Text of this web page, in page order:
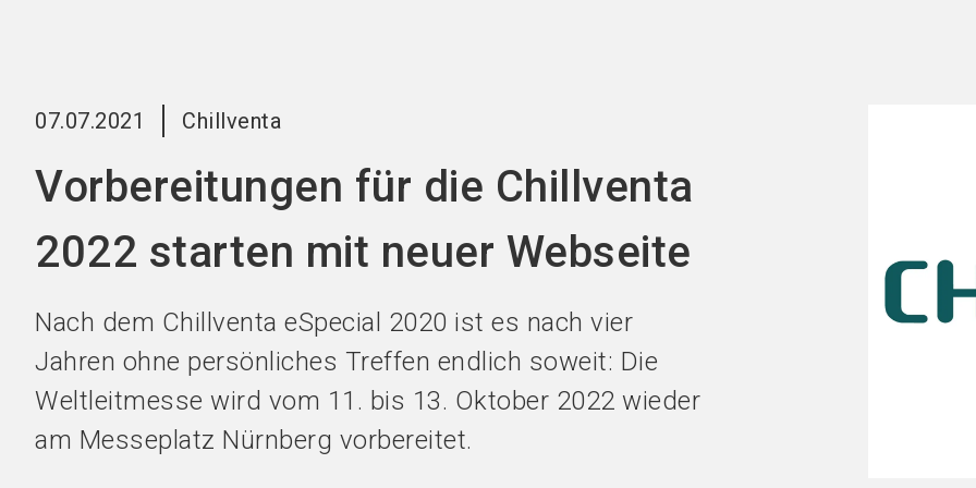
07.07.2021 Chillventa
Vorbereitungen für die Chillventa
2022 starten mit neuer Webseite
Nach dem Chillventa eSpecial 2020 ist es nach vier
Jahren ohne persönliches Treffen endlich soweit: Die
Weltleitmesse wird vom 11. bis 13. Oktober 2022 wieder
am Messeplatz Nürnberg vorbereitet.